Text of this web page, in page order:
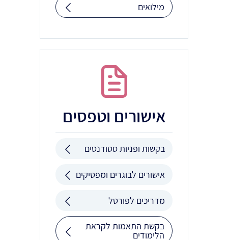
מילואים
אישורים וטפסים
בקשות ופניות סטודנטים
אישורים לבוגרים ומפסיקים
מדריכים לפורטל
בקשת התאמות לקראת
הלימודים